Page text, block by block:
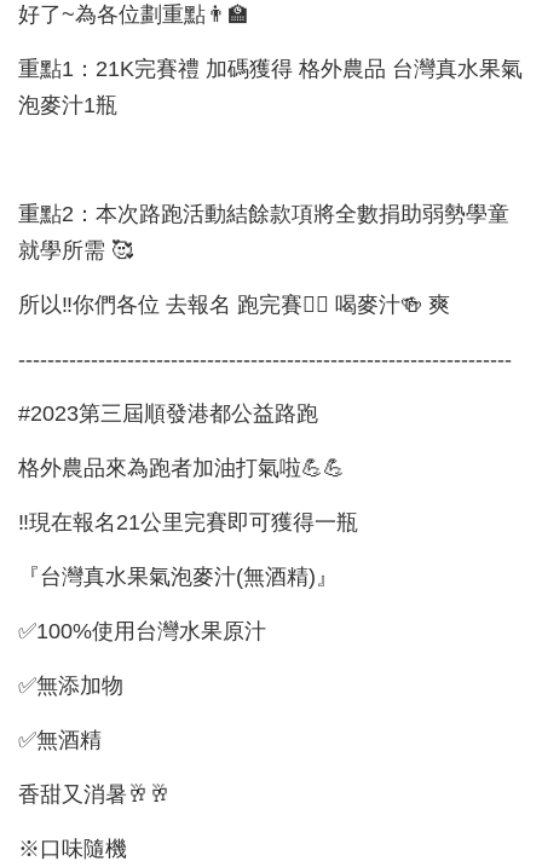
好了~為各位劃重點👨‍🏫
重點1：21K完賽禮 加碼獲得 格外農品 台灣真水果氣
泡麥汁1瓶
重點2：本次路跑活動結餘款項將全數捐助弱勢學童
就學所需 🥰
所以‼你們各位 去報名 跑完賽🏃‍♀ 喝麥汁🍻 爽
--------------------------------------------------------------------
#2023第三屆順發港都公益路跑
格外農品來為跑者加油打氣啦💪💪
‼現在報名21公里完賽即可獲得一瓶
『台灣真水果氣泡麥汁(無酒精)』
✅100%使用台灣水果原汁
✅無添加物
✅無酒精
香甜又消暑🥂🥂
※口味隨機